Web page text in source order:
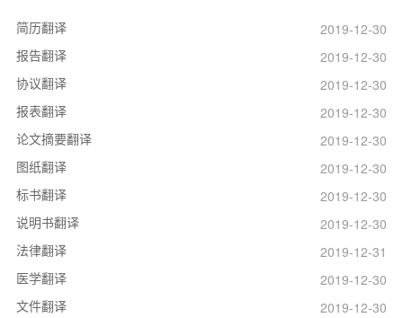
简历翻译
2019-12-30
报告翻译
2019-12-30
协议翻译
2019-12-30
报表翻译
2019-12-30
论文摘要翻译
2019-12-30
图纸翻译
2019-12-30
标书翻译
2019-12-30
说明书翻译
2019-12-30
法律翻译
2019-12-31
医学翻译
2019-12-30
文件翻译
2019-12-30